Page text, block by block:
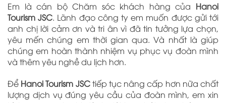
Em là cán bộ Chăm sóc khách hàng của Hanoi
Tourism JSC. Lãnh đạo công ty em muốn được gửi tới
anh chị lời cảm ơn và tri ân vì đã tin tưởng lựa chọn,
yêu mến chúng em thời gian qua. Và nhất là giúp
chúng em hoàn thành nhiệm vụ phục vụ đoàn mình
và thêm yêu nghề du lịch hơn.
Để Hanoi Tourism JSCtiếp tục nâng cấp hơn nữa chất
lượng dịch vụ đúng yêu cầu của đoàn mình, em xin